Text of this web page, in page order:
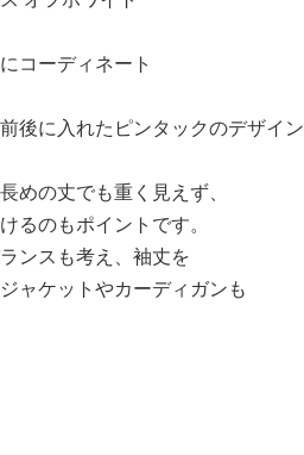
0:00/0:09
コーディネート
後に入れたピンタックのデザイン
めの丈でも重く見えず、
るのもポイントです。
ンスも考え、袖丈を
ャケットやカーディガンも